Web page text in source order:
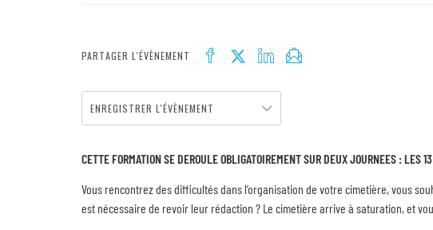
PARTAGER L'ÉVÈNEMENT
ENREGISTRER L'ÉVÈNEMENT
CETTE FORMATION SE DEROULE OBLIGATOIREMENT SUR DEUX JOURNEES : LES
Vous rencontrez des difficultés dans l’organisation de votre cimetière, vous
est nécessaire de revoir leur rédaction ? Le cimetière arrive à saturation, et